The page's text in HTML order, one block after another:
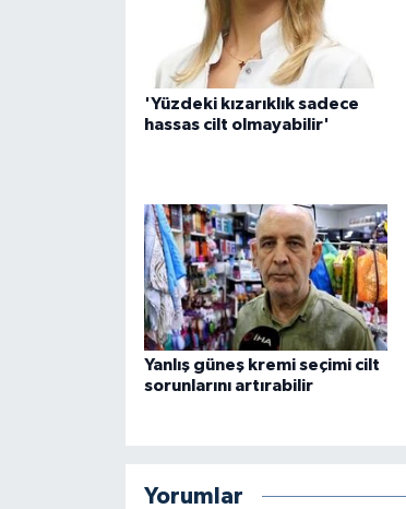
'Yüzdeki kızarıklık sadece
hassas cilt olmayabilir'
Yanlış güneş kremi seçimi cilt
sorunlarını artırabilir
Yorumlar